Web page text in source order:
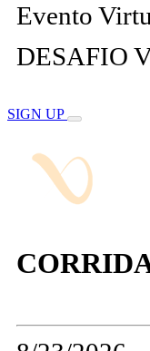
Evento
DESAFIO
SIGN UP